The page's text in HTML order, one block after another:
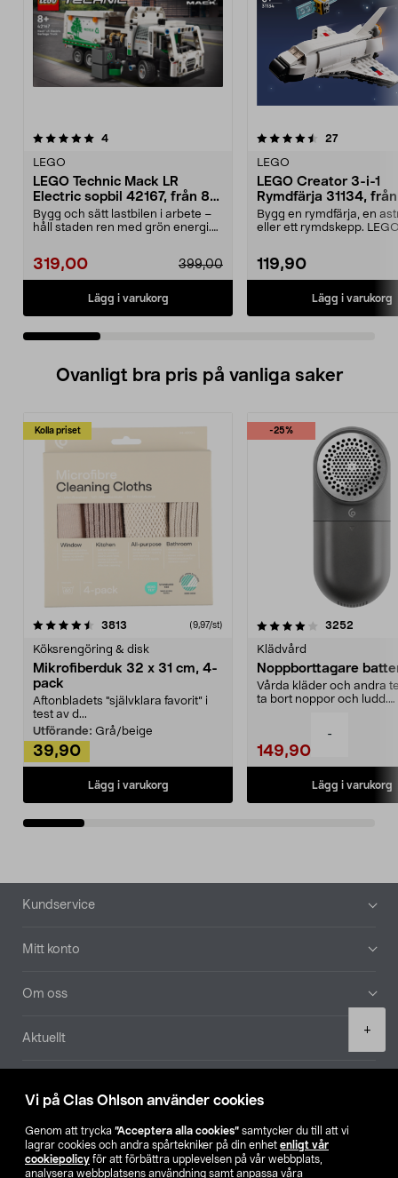
Vi på Clas Ohlson använder cookies
Genom att trycka ”Acceptera alla cookies” samtycker du till att vi
lagrar cookies och andra spårtekniker på din enhet enligt vår
cookiepolicy för att förbättra upplevelsen på vår webbplats,
analysera webbplatsens användning samt anpassa våra
-
+
4recensioner
LEGO
LEGO Technic Mack LR
Electric sopbil 42167, från 8
år
Bygg och sätt lastbilen i arbete –
håll staden ren med grön energi.
319,00 399,00
Lägg i varukorg
4.5 av 5 stjärnor 27recensioner
LEGO
LEGO Creator 3-i-1
Rymdfärja 31134,
Bygg en rymdfärja, en
eller ett rymdskepp.
119,90
Lägg i varukorg
0.0 av 5 stjärnor
Ovanligt bra pris på vanliga saker
Kolla priset
3813 (9,97/st)
Köksrengöring & disk
Mikrofiberduk 32 x 31 cm, 4-
pack
Aftonbladets "självklara favorit” i
test av d...
Utförande: Grå/beige
39,90
Lägg i varukorg
-25%
4.0av 5 stjärnor 3252
Klädvård
Noppborttagare
Vårda kläder och andra
ta bort noppor och ludd.
149,90
Lägg i varukorg
4.5av 5 stjärnor
Sidfot
Kundservice
Mitt konto
Om oss
Aktuellt
Hitta butik
SE NO FI